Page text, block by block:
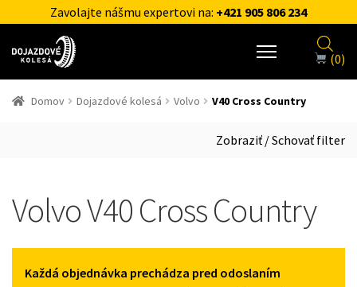
Zavolajte nášmu expertovi na: +421 905 806 234
(0)
Domov Dojazdové kolesá Volvo V40 Cross Country
Zobraziť / Schovať filter
Volvo V40 Cross Country
Každá objednávka prechádza pred odoslaním